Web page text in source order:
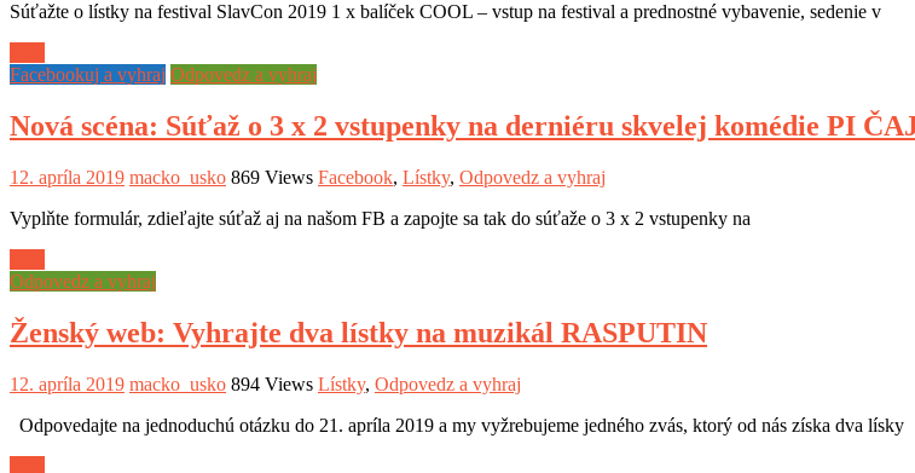
Súťažte o lístky na festival SlavCon 2019 1 x balíček COOL – vstup na festival a prednostné vybavenie, sedenie v
Facebookuj a vyhraj Odpovedz a vyhraj
Nová scéna: Súťaž o 3 x 2 vstupenky na derniéru skvelej komédie PI
12. apríla 2019 macko_usko 869 Views Facebook, Lístky, Odpovedz a vyhraj
Vyplňte formulár, zdieľajte súťaž aj na našom FB a zapojte sa tak do súťaže o 3 x 2 vstupenky na
Odpovedz a vyhraj
Ženský web: Vyhrajte dva lístky na muzikál RASPUTIN
12. apríla 2019 macko_usko 894 Views Lístky, Odpovedz a vyhraj
Odpovedajte na jednoduchú otázku do 21. apríla 2019 a my vyžrebujeme jedného zvás, ktorý od nás získa dva lísky